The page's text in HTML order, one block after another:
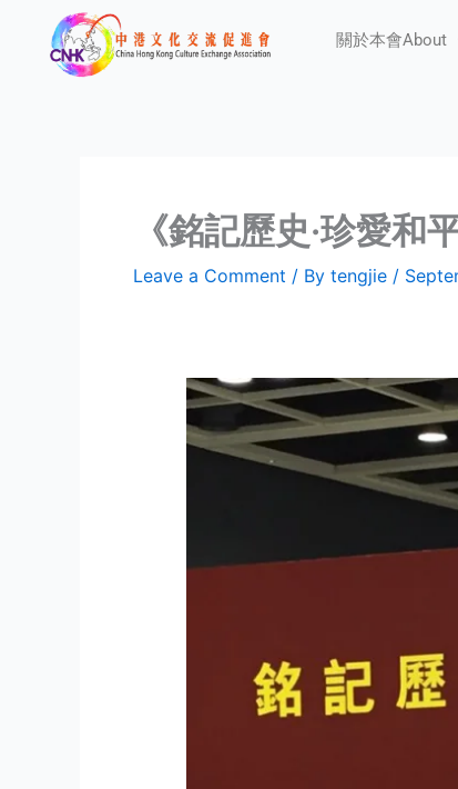
content
關於本會About
《銘記歷史·珍愛
Leave a Comment / By tengjie /